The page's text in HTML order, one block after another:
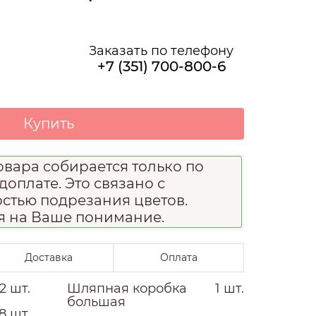
Заказать по телефону
+7 (351) 700-800-6
Купить
собирается только по
Это связано с
подрезания цветов.
на Ваше понимание.
Доставка Оплата
2 шт.
Шляпная коробка
большая
1 шт.